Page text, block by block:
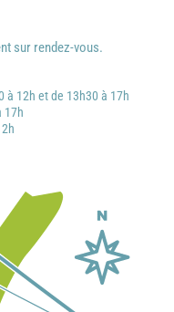
sur rendez-vous.
à 12h et de 13h30 à 17h
17h